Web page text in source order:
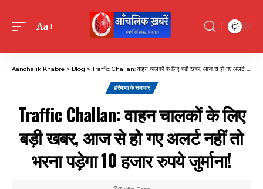
Font
Aa
Aanchalik Khabre > Blog >Traffic Challan: वाहन चालकों के लिए बड़ी खबर, आज से हो गए अलर्ट नहीं तो भरना पड़ेगा 10 हजार रुपये जुर्माना!
हरियाणा के समाचार
Traffic Challan: वाहन चालकों के लिए
बड़ी खबर, आज से हो गए अलर्ट नहीं तो
भरना पड़ेगा 10 हजार रुपये जुर्माना!